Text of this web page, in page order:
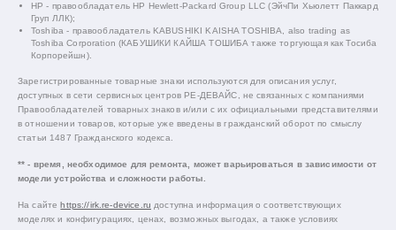
HP - правообладатель HP Hewlett-Packard Group LLC (ЭйчПи Хьюлетт Паккард
Груп ЛЛК);
Toshiba - правообладатель KABUSHIKI KAISHA TOSHIBA, also trading as
Toshiba Corporation (КАБУШИКИ КАЙША ТОШИБА также торгующая как Тосиба
Корпорейшн).
Зарегистрированные товарные знаки используются для описания услуг,
доступных в сети сервисных центров РЕ-ДЕВАЙС, не связанных с компаниями
Правообладателей товарных знаков и/или с их официальными представителями
в отношении товаров, которые уже введены в гражданский оборот по смыслу
статьи 1487 Гражданского кодекса.
** - время, необходимое для ремонта, может варьироваться в зависимости от
модели устройства и сложности работы.
На сайтеhttps://irk.re-device.ru доступна информация о соответствующих
моделях и конфигурациях, ценах, возможных выгодах, а также условиях